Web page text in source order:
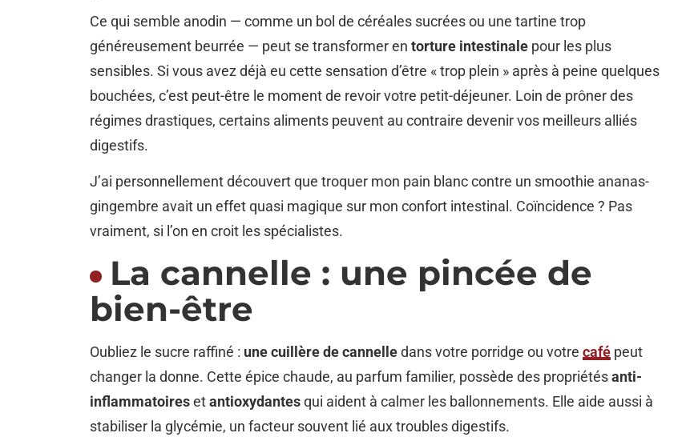
Ce qui semble anodin — comme un bol de céréales sucrées ou une tartine trop
généreusement beurrée — peut se transformer en torture intestinale pour les plus
sensibles. Si vous avez déjà eu cette sensation d’être « trop plein » après à peine quelques
bouchées, c’est peut-être le moment de revoir votre petit-déjeuner. Loin de prôner des
régimes drastiques, certains aliments peuvent au contraire devenir vos meilleurs alliés
digestifs.
J’ai personnellement découvert que troquer mon pain blanc contre un smoothie ananas-
gingembre avait un effet quasi magique sur mon confort intestinal. Coïncidence ? Pas
vraiment, si l’on en croit les spécialistes.
La cannelle : une pincée de
bien-être
Oubliez le sucre raffiné : une cuillère de cannelle dans votre porridge ou votre café peut
changer la donne. Cette épice chaude, au parfum familier, possède des propriétés anti-
inflammatoires et antioxydantes qui aident à calmer les ballonnements. Elle aide aussi à
stabiliser la glycémie, un facteur souvent lié aux troubles digestifs.